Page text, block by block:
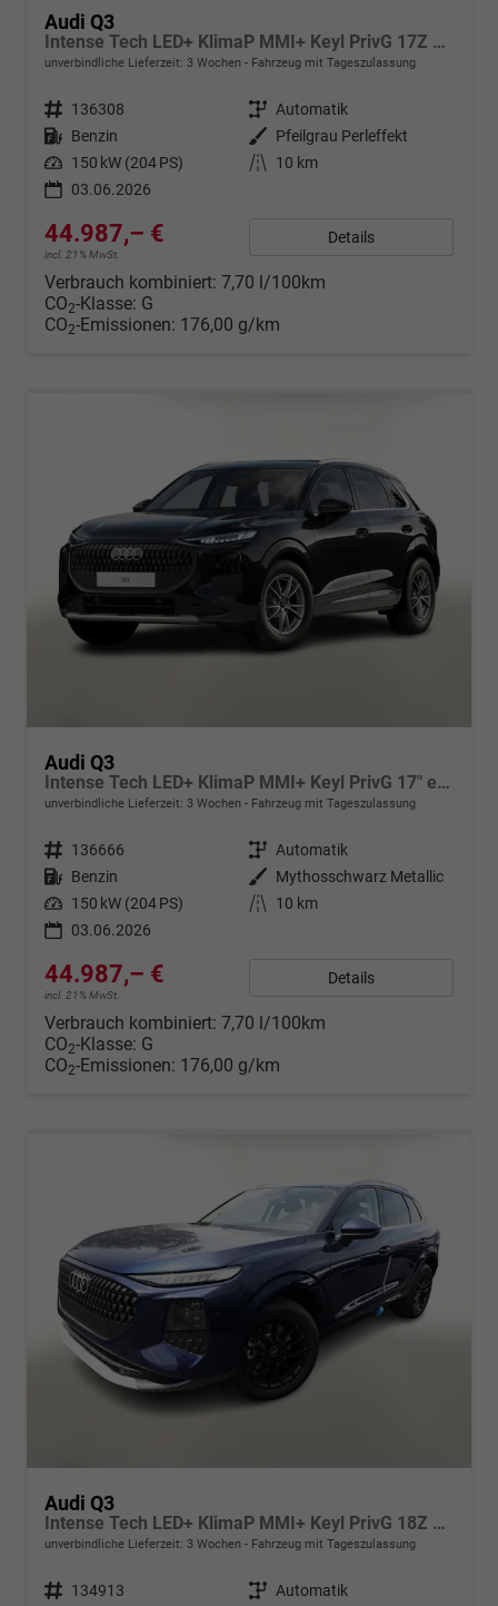
Audi Q3
Intense Tech LED+ KlimaP MMI+ Keyl PrivG 17Z eHK PDC
unverbindliche Lieferzeit: 3 Wochen Fahrzeug mit Tageszulassung
Fahrzeugnr. 136308 Getriebe Automatik
Kraftstoff Benzin Außenfarbe Pfeilgrau Perleffekt
Leistung 150 kW (204 PS) Kilometerstand
10 km
03.06.2026
44.987,– €
incl. 21% MwSt.
Details
Verbrauch kombiniert: 7,70 l/100km
CO2-Klasse: G
CO2-Emissionen: 176,00 g/km
Audi Q3
Intense Tech LED+ KlimaP MMI+ Keyl PrivG 17" eHK PDC+
unverbindliche Lieferzeit: 3 Wochen Fahrzeug mit Tageszulassung
Fahrzeugnr. 136666 Getriebe Automatik
Kraftstoff Benzin Außenfarbe Mythosschwarz Metallic
Leistung 150 kW (204 PS) Kilometerstand
10 km
03.06.2026
44.987,– €
incl. 21% MwSt.
Details
Verbrauch kombiniert: 7,70 l/100km
CO2-Klasse: G
CO2-Emissionen: 176,00 g/km
Audi Q3
Intense Tech LED+ KlimaP MMI+ Keyl PrivG 18Z eHK PDC+
unverbindliche Lieferzeit: 3 Wochen Fahrzeug mit Tageszulassung
Fahrzeugnr. 134913 Getriebe Automatik